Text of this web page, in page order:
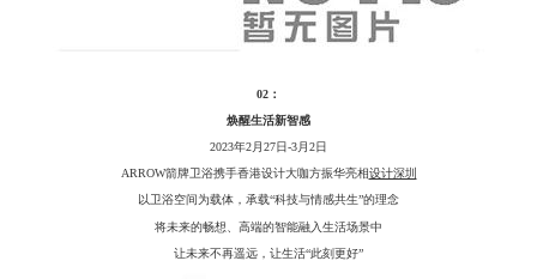
02：
焕醒生活新智感
2023年2月27日-3月2日
ARROW箭牌卫浴携手香港设计大咖方振华亮相设计深圳
以卫浴空间为载体，承载“科技与情感共生”的理念
将未来的畅想、高端的智能融入生活场景中
让未来不再遥远，让生活“此刻更好”